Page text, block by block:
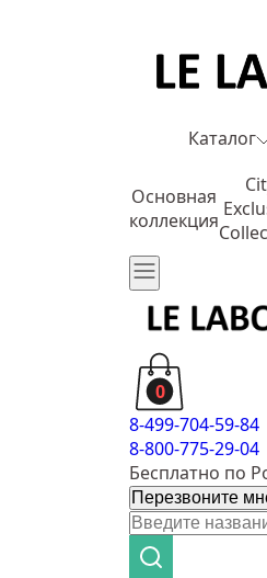
Каталог
Основная
коллекция
0
8-499-704-59-84
8-800-775-29-04
Бесплатно по
Перезвоните